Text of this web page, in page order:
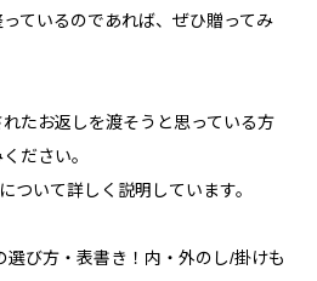
ているのであれば、ぜひ贈ってみ
たお返しを渡そうと思っている方
ださい。
ついて詳しく説明しています。
び方・表書き！内・外のし/掛けも